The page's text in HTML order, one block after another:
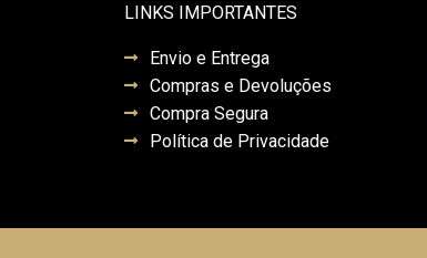
LINKS IMPORTANTES
Envio e Entrega
Compras e Devoluções
Compra Segura
Política de Privacidade